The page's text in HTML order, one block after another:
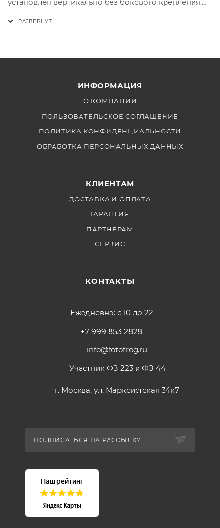
установлен вертикально без бокового крепления.
прямыми трансляциями на вертикальном экране.
ИНФОРМАЦИЯ
О КОМПАНИИ
ПОЛЬЗОВАТЕЛЬСКОЕ СОГЛАШЕНИЕ
ПОЛИТИКА КОНФИДЕНЦИАЛЬНОСТИ
ОБРАБОТКА ПЕРСОНАЛЬНЫХ ДАННЫХ
КЛИЕНТАМ
ДОСТАВКА И ОПЛАТА
ГАРАНТИЯ
ПАРТНЕРАМ
СЕРВИС
КОНТАКТЫ
Ежедневно: с 10 до 22
+7 999 853 2828
info@fotofrog.ru
Участник ФЗ 223 и ФЗ 44
г. Москва, ул. Марксистская 34к7
ПОДПИСАТЬСЯ НА РАССЫЛКУ